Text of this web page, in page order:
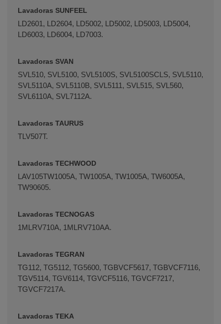
Lavadoras SUNFEEL
LD2601, LD2604, LD5002, LD5002, LD5003, LD5004,
LD6003, LD6004, LD7003.
Lavadoras SVAN
SVL510, SVL5100, SVL5100S, SVL5100SCLS, SVL5110,
SVL5110A, SVL5110B, SVL5111, SVL515, SVL560,
SVL6110A, SVL7112A.
Lavadoras TAURUS
TLV507T.
Lavadoras TECHWOOD
LAV105TW1005A, TW1005A, TW1005A, TW6005A,
TW90605.
Lavadoras TECNOGAS
1MLRV710A, 1MLRV710AA.
Lavadoras TEGRAN
TG112, TG5112, TG5600, TGBVCF5617, TGBVCF7116,
TGV5114, TGV6114, TGVCF5116, TGVCF7217,
TGVCF7217A.
Lavadoras TEKA